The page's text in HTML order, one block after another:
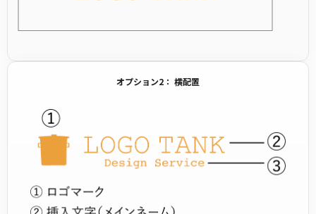
オプション2： 横配置